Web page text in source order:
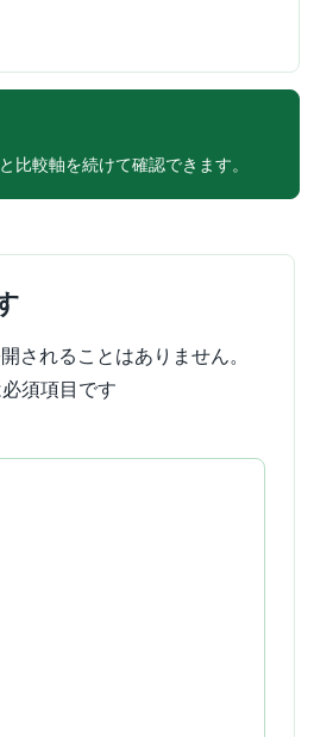
比較軸を続けて確認できます。
されることはありません。
須項目です